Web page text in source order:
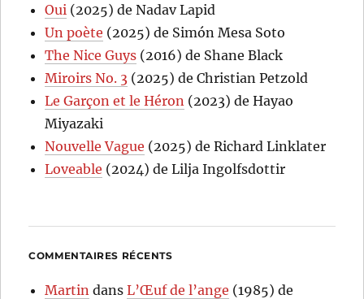
Oui (2025) de Nadav Lapid
Un poète (2025) de Simón Mesa Soto
The Nice Guys (2016) de Shane Black
Miroirs No. 3 (2025) de Christian Petzold
Le Garçon et le Héron (2023) de Hayao
Miyazaki
Nouvelle Vague (2025) de Richard Linklater
Loveable (2024) de Lilja Ingolfsdottir
COMMENTAIRES RÉCENTS
Martin dansL’Œuf de l’ange (1985) de